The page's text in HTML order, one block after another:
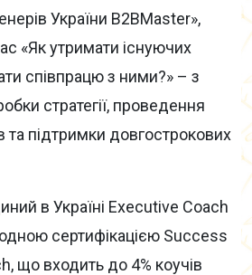
України B2BMaster»,
«Як утримати існуючих
співпрацю з ними?» – з
стратегії, проведення
та підтримки довгострокових
в Україні Executive Coach
сертифікацією Success
що входить до 4% коучів